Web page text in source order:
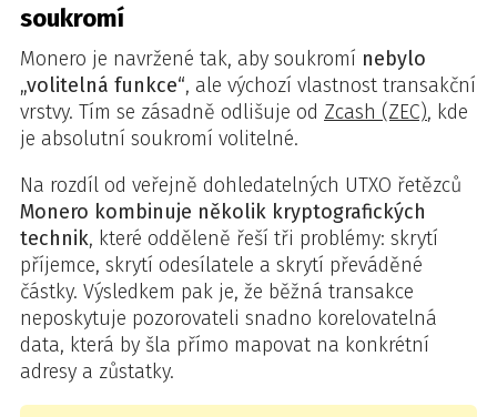
soukromí
Monero je navržené tak, aby soukromí nebylo
„volitelná funkce“, ale výchozí vlastnost transakční
vrstvy. Tím se zásadně odlišuje od Zcash (ZEC), kde
je absolutní soukromí volitelné.
Na rozdíl od veřejně dohledatelných UTXO řetězců
Monero kombinuje několik kryptografických
technik, které odděleně řeší tři problémy: skrytí
příjemce, skrytí odesílatele a skrytí převáděné
částky. Výsledkem pak je, že běžná transakce
neposkytuje pozorovateli snadno korelovatelná
data, která by šla přímo mapovat na konkrétní
adresy a zůstatky.